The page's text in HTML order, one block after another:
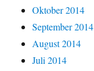
Oktober 2014
September 2014
August 2014
Juli 2014